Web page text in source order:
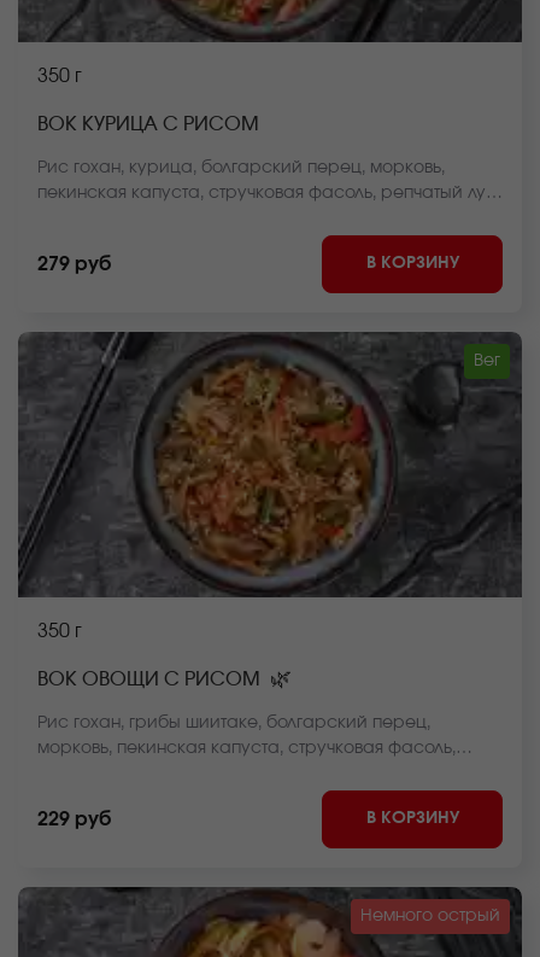
350 г
ВОК КУРИЦА С РИСОМ
Рис гохан, курица, болгарский перец, морковь,
пекинская капуста, стручковая фасоль, репчатый лук,
279 руб В КОРЗИНУ
Вег
350 г
ВОК ОВОЩИ С РИСОМ 🌿
Рис гохан, грибы шиитаке, болгарский перец,
морковь, пекинская капуста, стручковая фасоль,
может отличаться от фото на сайте.
229 руб В КОРЗИНУ
Немного острый